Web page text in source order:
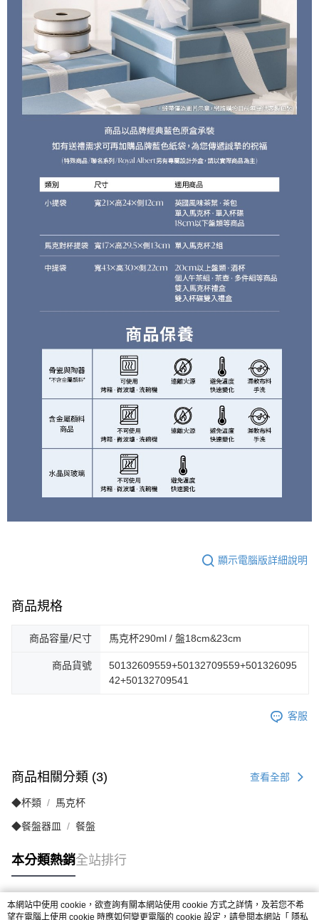
顯示電腦版詳細說明
商品規格
商品容量/尺寸 馬克杯290ml / 盤18cm&23cm
商品貨號
50132609559+50132709559+501326095
42+50132709541
客服
商品相關分類 (3) 查看全部
◆杯類 馬克杯
◆餐盤器皿 餐盤
本分類熱銷全站排行
熱門標籤
本網站中使用 cookie，欲查詢有關本網站使用 cookie 方式之詳情，及若您不希
望在電腦上使用 cookie 時應如何變更電腦的 cookie 設定，請參閱本網站「 隱私